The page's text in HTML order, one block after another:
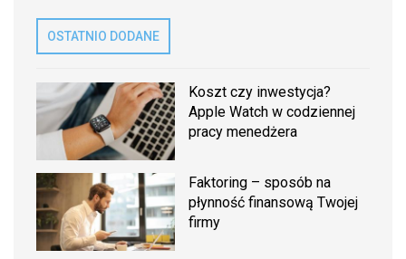
OSTATNIO DODANE
Koszt czy inwestycja?
Apple Watch w codziennej
pracy menedżera
Faktoring – sposób na
płynność finansową Twojej
firmy